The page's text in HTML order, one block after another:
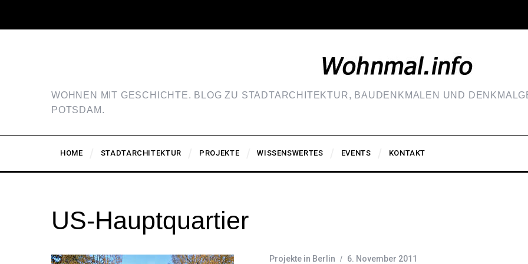
WOHNEN MIT GESCHICHTE. BLOG ZU STADTARCHITEKTUR, BAUDENKMALEN UND
POTSDAM.
HOME STADTARCHITEKTUR PROJEKTE WISSENSWERTES EVENTS KONTAKT
US-Hauptquartier
Projekte in Berlin 6. November 2011